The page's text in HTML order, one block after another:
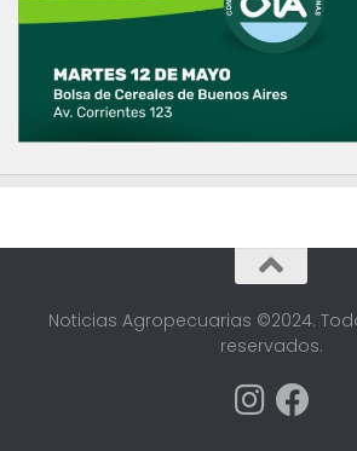
Noticias Agropecuarias ©2024.
reservados.